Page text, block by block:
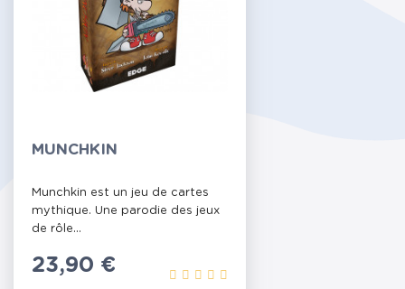
MUNCHKIN
Munchkin est un jeu de cartes
mythique. Une parodie des jeux
de rôle...
Prix
23,90 €